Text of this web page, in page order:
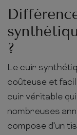
?
Le cuir
coûteuse et
cuir véritable
nombreuses
compose d’un